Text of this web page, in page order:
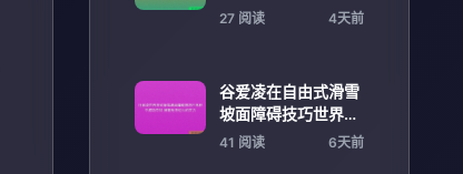
晴大藤沙月逆袭松岛
27 阅读 4天前
谷爱凌在自由式滑雪
坡面障碍技巧世界杯
中成功夺冠 展现无与
41 阅读 6天前